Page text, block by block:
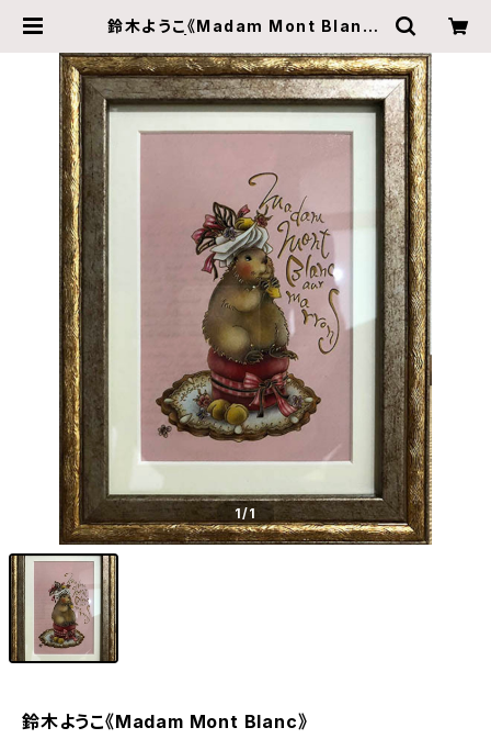
鈴木ようこ《Madam Mont Blanc》
1/1
鈴木ようこ《Madam Mont Blanc》